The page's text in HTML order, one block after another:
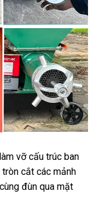
vỡ cấu trúc ban
cắt các mảnh
đùn qua mặt